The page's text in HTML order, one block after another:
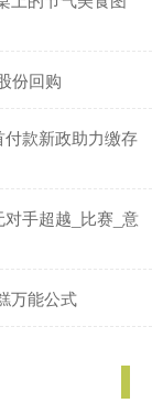
份回购
款新政助力缴存
手超越_比赛_意
万能公式